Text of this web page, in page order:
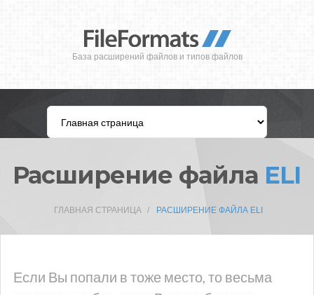
База расширений файлов и типов файлов
Расширение файла ELI
ГЛАВНАЯ СТРАНИЦА РАСШИРЕНИЕ ФАЙЛА ELI
Если Вы попали в тоже место, то весьма